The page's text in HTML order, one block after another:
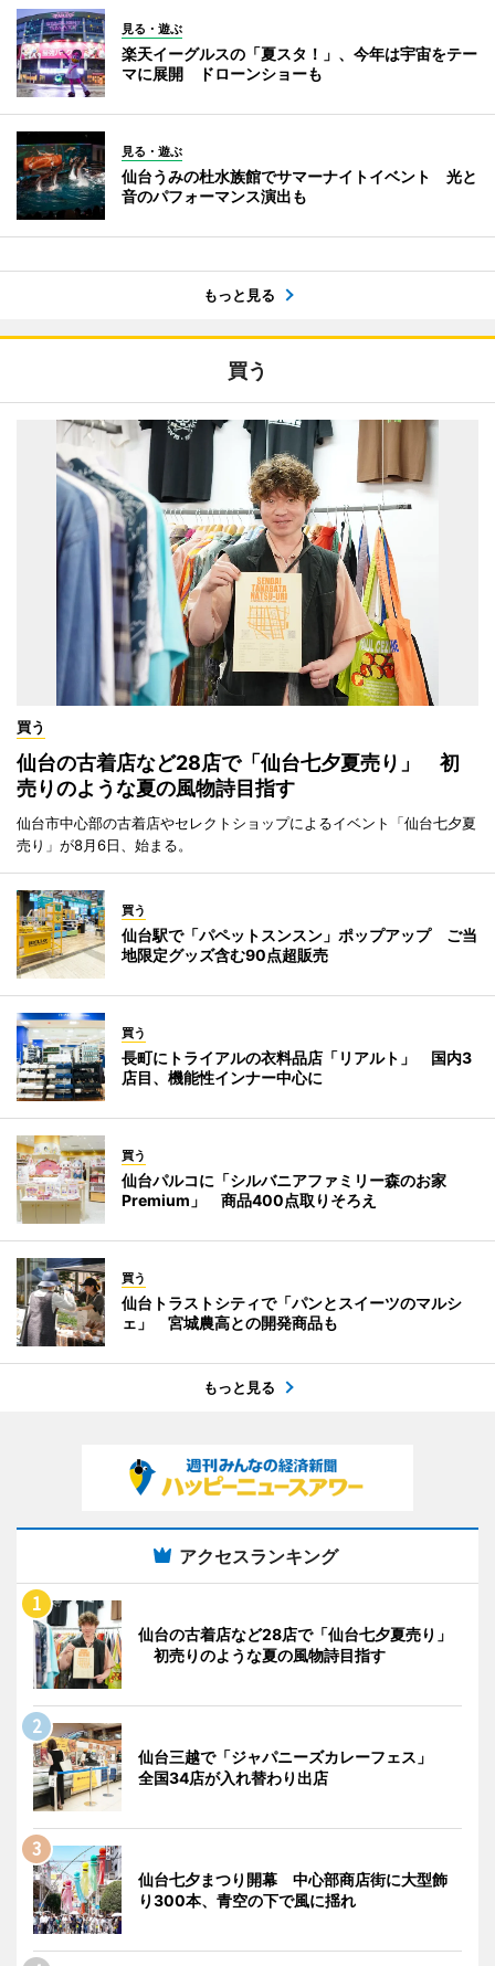
見る・遊ぶ
楽天イーグルスの「夏スタ！」、今年は宇宙をテー
マに展開 ドローンショーも
見る・遊ぶ
仙台うみの杜水族館でサマーナイトイベント 光と
音のパフォーマンス演出も
もっと見る
買う
買う
仙台の古着店など28店で「仙台七夕夏売り」 初
売りのような夏の風物詩目指す
仙台市中心部の古着店やセレクトショップによるイベント「仙台七夕夏
売り」が8月6日、始まる。
買う
仙台駅で「パペットスンスン」ポップアップ ご当
地限定グッズ含む90点超販売
買う
長町にトライアルの衣料品店「リアルト」 国内3
店目、機能性インナー中心に
買う
仙台パルコに「シルバニアファミリー森のお家
Premium」 商品400点取りそろえ
買う
仙台トラストシティで「パンとスイーツのマルシ
ェ」 宮城農高との開発商品も
もっと見る
アクセスランキング
仙台の古着店など28店で「仙台七夕夏売り」
初売りのような夏の風物詩目指す
仙台三越で「ジャパニーズカレーフェス」
全国34店が入れ替わり出店
仙台七夕まつり開幕 中心部商店街に大型飾
り300本、青空の下で風に揺れ